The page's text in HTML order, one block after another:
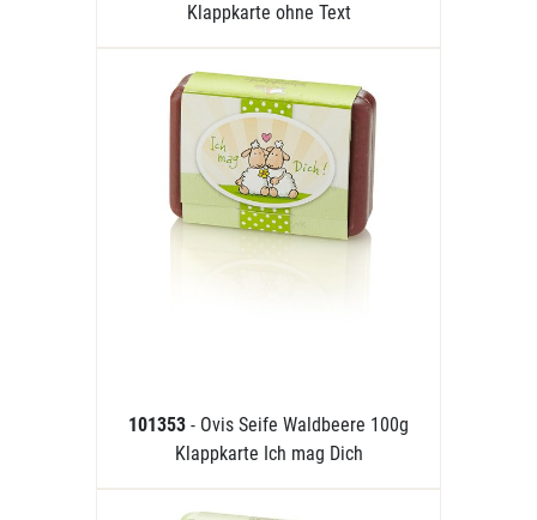
Klappkarte ohne Text
101353 - Ovis Seife Waldbeere 100g
Klappkarte Ich mag Dich